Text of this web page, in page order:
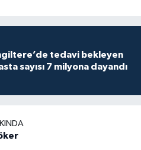
tedavi bekleyen
sayısı 7 milyona dayandı